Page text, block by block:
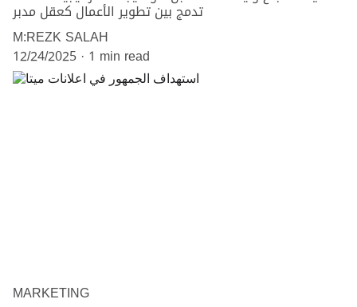
تدمج بين تطوير الأعمال كعقل مدبر
M:REZK SALAH
12/24/2025 1 min read
MARKETING